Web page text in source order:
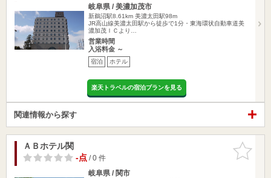
岐阜県 / 美濃加茂市
新鵜沼駅8.61km 美濃太田駅98m
JR高山線美濃太田駅から徒歩で1分・東海環状自動車道美
濃加茂ＩＣより…
営業時間
入浴料金 ～
宿泊 ホテル
楽天トラベルの宿泊プランを見る
関連情報から探す
お気に入
りに追加
ＡＢホテル関
-点/ 0 件
岐阜県 / 関市